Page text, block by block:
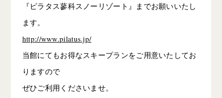
『ピラタス蓼科スノーリゾート』までお願いいたし
ます。
http://www.pilatus.jp/
当館にてもお得なスキープランをご用意いたしてお
りますので
ぜひご利用くださいませ。